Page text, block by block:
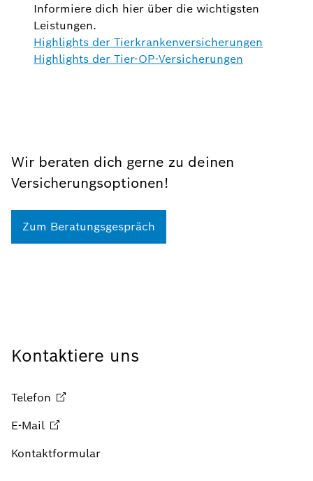
Informiere dich hier über die wichtigsten
Leistungen.
Highlights der Tierkrankenversicherungen
Highlights der Tier-OP-Versicherungen
Wir beraten dich gerne zu deinen
Versicherungsoptionen!
Zum Beratungsgespräch
Kontaktiere uns
Telefon
E-Mail
Kontaktformular